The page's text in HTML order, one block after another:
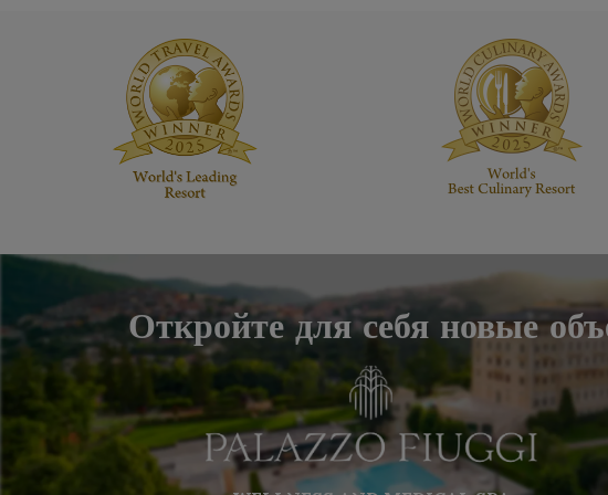
Откройте для себя новые